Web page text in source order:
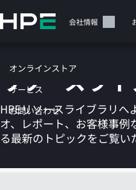
イ
テ
ツ
に
ス
ッ
サポート 会社情報
オンラインストア
サービス
お問い合わせ
カート
リソースラ
HPEリソースライブラリ
オ、レポート、お客様事例
る最新のトピックをご覧い